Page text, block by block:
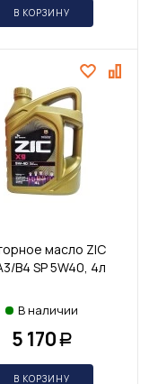
В КОРЗИНУ
масло ZIC
B4 SP 5W40, 4л
В наличии
5 170 Р
В КОРЗИНУ